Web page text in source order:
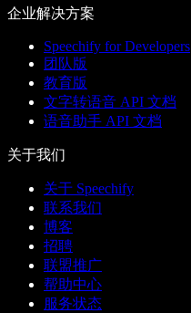
企业解决方案
Speechify for Developers
团队版
教育版
文字转语音 API 文档
语音助手 API 文档
关于我们
关于 Speechify
联系我们
博客
招聘
联盟推广
帮助中心
服务状态